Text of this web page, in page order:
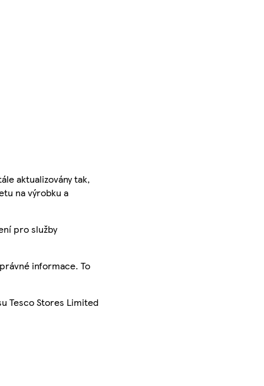
aktualizovány tak,
na výrobku a
pro služby
informace. To
Tesco Stores Limited